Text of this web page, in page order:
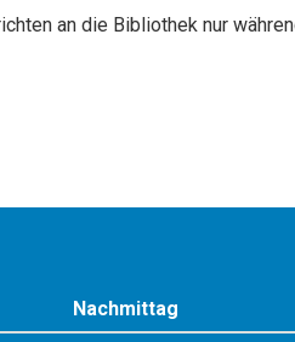
an die Bibliothek nur
Nachmittag